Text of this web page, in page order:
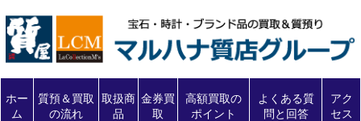
ホー
ム
質預＆買取
の流れ
取扱商
品
金券買
取
高額買取の
ポイント
よくある質
問と回答
アク
セス